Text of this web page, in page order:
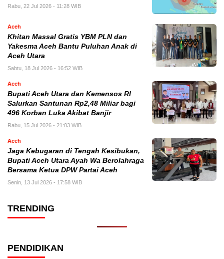
Rabu, 22 Jul 2026 - 11:28 WIB
Aceh
Khitan Massal Gratis YBM PLN dan
Yakesma Aceh Bantu Puluhan Anak di
Aceh Utara
Sabtu, 18 Jul 2026 - 16:52 WIB
Aceh
Bupati Aceh Utara dan Kemensos RI
Salurkan Santunan Rp2,48 Miliar bagi
496 Korban Luka Akibat Banjir
Rabu, 15 Jul 2026 - 21:03 WIB
Aceh
Jaga Kebugaran di Tengah Kesibukan,
Bupati Aceh Utara Ayah Wa Berolahraga
Bersama Ketua DPW Partai Aceh
Senin, 13 Jul 2026 - 17:58 WIB
TRENDING
PENDIDIKAN